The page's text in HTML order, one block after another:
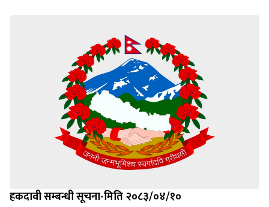
हकदावी सम्बन्धी सूचना-मिति २०८३/०४/१०